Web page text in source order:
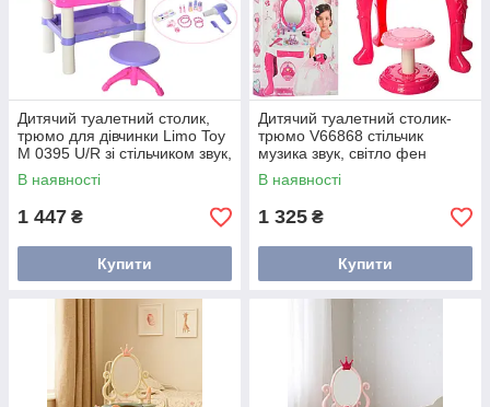
Дитячий туалетний столик,
трюмо для дівчинки Limo Toy
M 0395 U/R зі стільчиком звук,
світло аксесуари
В наявності
1 447 ₴
Купити
Дитячий туалетний столик-
трюмо V66868 стільчик
музика звук, світло фен
аксесуари рожевий
В наявності
1 325 ₴
Купити